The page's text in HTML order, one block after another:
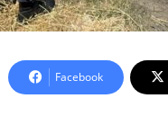
Facebook